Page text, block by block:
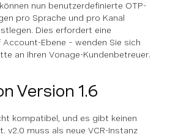
nun benutzerdefinierte OTP-
pro Sprache und pro Kanal
Dies erfordert eine
Ebene – wenden Sie sich
an Ihren Vonage-Kundenbetreuer.
Version 1.6
kompatibel, und es gibt keinen
v2.0 muss als neue VCR-Instanz